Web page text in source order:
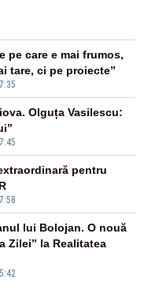
pe care e mai frumos,
tare, ci pe proiecte”
Olguța Vasilescu:
pentru
lui Bolojan. O nouă
Zilei” la Realitatea